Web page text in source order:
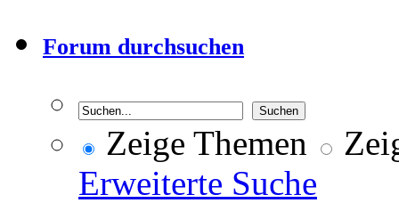
Forum durchsuchen
Zeige Themen
Erweiterte Suche